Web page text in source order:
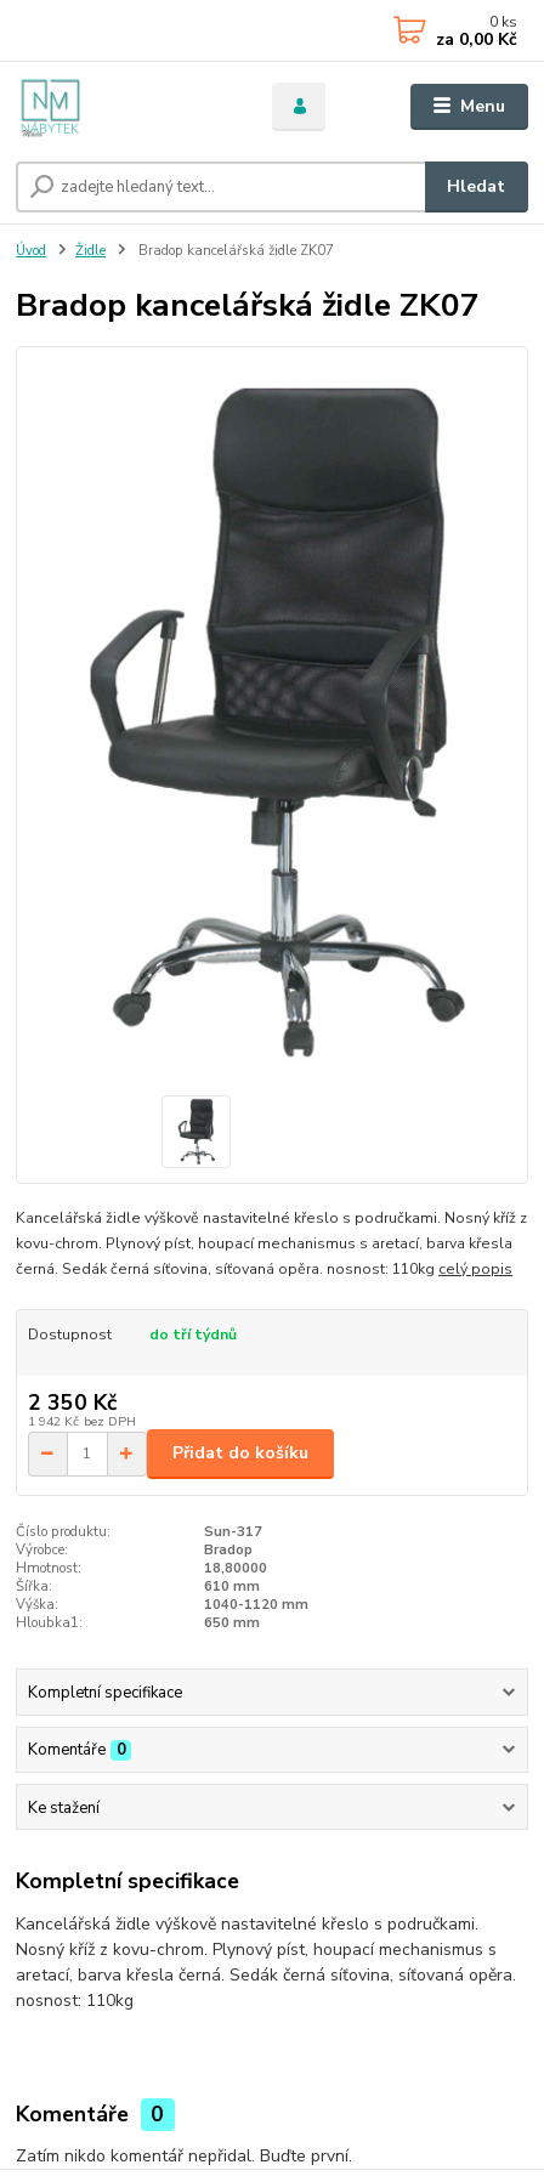
Menu
Hledat
0 ks
za 0,00 Kč
Úvod Židle Bradop kancelářská židle ZK07
Bradop kancelářská židle ZK07
Kancelářská židle výškově nastavitelné křeslo s područkami. Nosný kříž z
kovu-chrom. Plynový píst, houpací mechanismus s aretací, barva křesla
černá. Sedák černá síťovina, síťovaná opěra. nosnost: 110kg celý popis
Dostupnost do tří týdnů
2 350 Kč
1 942 Kč bez DPH
Přidat do košíku
Číslo produktu:
Sun-317
Výrobce:
Bradop
Hmotnost:
18,80000
Šířka:
610 mm
Výška:
1040-1120 mm
Hloubka1:
650 mm
Kompletní specifikace
Komentáře 0
Ke stažení
Kompletní specifikace
Kancelářská židle výškově nastavitelné křeslo s područkami.
Nosný kříž z kovu-chrom. Plynový píst, houpací mechanismus s
aretací, barva křesla černá. Sedák černá síťovina, síťovaná opěra.
nosnost: 110kg
Komentáře 0
Zatím nikdo komentář nepřidal. Buďte první.